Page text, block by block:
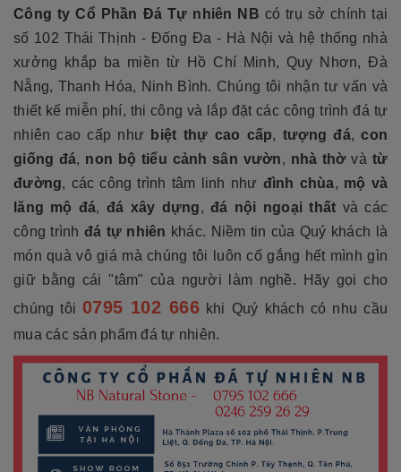
Công ty Cổ Phần Đá Tự nhiên NB có trụ sở chính tại
số 102 Thái Thịnh - Đống Đa - Hà Nội và hệ thống nhà
xưởng khắp ba miền từ Hồ Chí Minh, Quy Nhơn, Đà
Nẵng, Thanh Hóa, Ninh Bình. Chúng tôi nhận tư vấn và
thiết kế miễn phí, thi công và lắp đặt các công trình đá tự
nhiên cao cấp như
biệt thự cao cấp, tượng đá,con
giống đá, non bộ tiểu cảnh sân vườn, nhà thờvà từ
đường, các công trình tâm linh như đình chùa, mộ và
lăng mộ đá, đá xây dựng,đá nội ngoại thất và các
công trình đá tự nhiên khác. Niềm tin của Quý khách là
món quà vô giá mà chúng tôi luôn cố gắng hết mình gìn
giữ bằng cái "tâm" của người làm nghề. Hãy gọi cho
chúng tôi 0795 102 666khi Quý khách có nhu cầu
mua các sản phẩm đá tự nhiên.